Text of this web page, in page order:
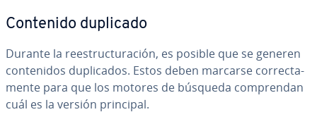
Contenido duplicado
Durante la re­es­tru­c­tu­ra­ción, es posible que se generen
co­n­te­ni­dos du­pli­ca­dos. Estos deben marcarse co­rre­c­ta­
me­n­te para que los motores de búsqueda co­m­pre­n­dan
cuál es la versión principal.